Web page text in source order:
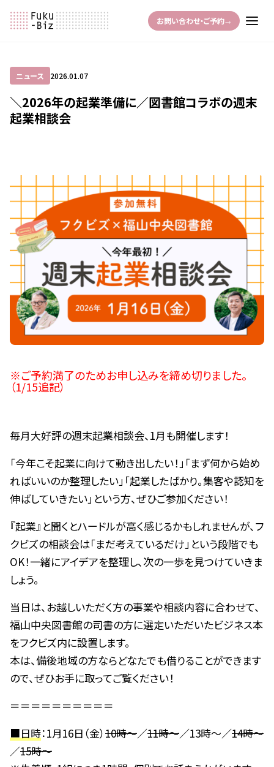
お問い合わせ・ご予約→
ニュース 2026.01.07
＼2026年の起業準備に／図書館コラボの週末
起業相談会
※ご予約満了のためお申し込みを締め切りました。
（1/15追記）
毎月大好評の週末起業相談会、1月も開催します！
「今年こそ起業に向けて動き出したい！」「まず何から始め
ればいいのか整理したい」「起業したばかり。集客や認知を
伸ばしていきたい」という方、ぜひご参加ください！
『起業』と聞くとハードルが高く感じるかもしれませんが、フ
クビズの相談会は「まだ考えているだけ」という段階でも
OK！一緒にアイデアを整理し、次の一歩を見つけていきま
しょう。
当日は、お越しいただく方の事業や相談内容に合わせて、
福山中央図書館の司書の方に選定いただいたビジネス本
をフクビズ内に設置します。
本は、備後地域の方ならどなたでも借りることができます
ので、ぜひお手に取ってご覧ください！
＝＝＝＝＝＝＝＝＝＝
■日時：1月16日（金）10時～／11時～／13時～／14時～
／15時～